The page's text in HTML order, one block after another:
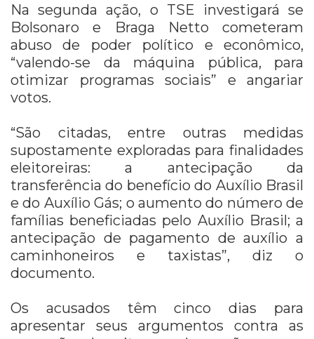
Na segunda ação, o TSE investigará se
Bolsonaro e Braga Netto cometeram
abuso de poder político e econômico,
“valendo-se da máquina pública, para
otimizar programas sociais” e angariar
votos.
“São citadas, entre outras medidas
supostamente exploradas para finalidades
eleitoreiras: a antecipação da
transferência do benefício do Auxílio Brasil
e do Auxílio Gás; o aumento do número de
famílias beneficiadas pelo Auxílio Brasil; a
antecipação de pagamento de auxílio a
caminhoneiros e taxistas”, diz o
documento.
Os acusados têm cinco dias para
apresentar seus argumentos contra as